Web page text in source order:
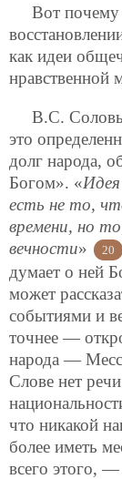
Вот почему
как идеи
нравственной
В.С.
это
долг народа,
Богом». «
есть не то,
времени, но
вечности» 20
думает о ней
может
событиями и
точнее —
народа —
Слове нет
что никакой
более иметь
всего этого, —